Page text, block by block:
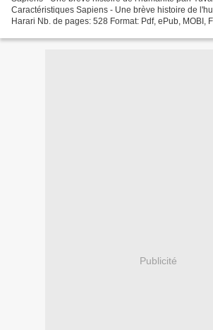
Caractéristiques Sapiens - Une brève histoire de
Harari Nb. de pages: 528 Format: Pdf, ePub, MOBI,
Publicité